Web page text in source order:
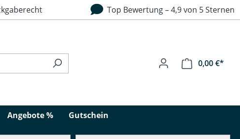
Top Bewertung – 4,9 von 5 Sternen
0,00 €*
Angebote % Gutschein